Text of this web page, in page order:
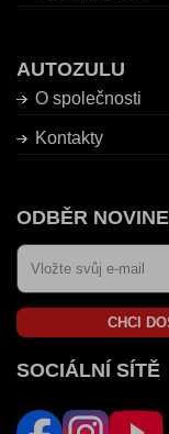
AUTOZULU
O společnosti
Kontakty
ODBĚR
CHCI
SOCIÁLNÍ SÍTĚ